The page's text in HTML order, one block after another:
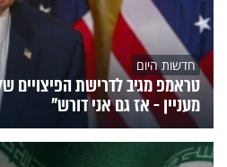
חדשות היום
טראמפ מגיב לדרישת הפיצויים
מעניין - אז גם אני דורש"